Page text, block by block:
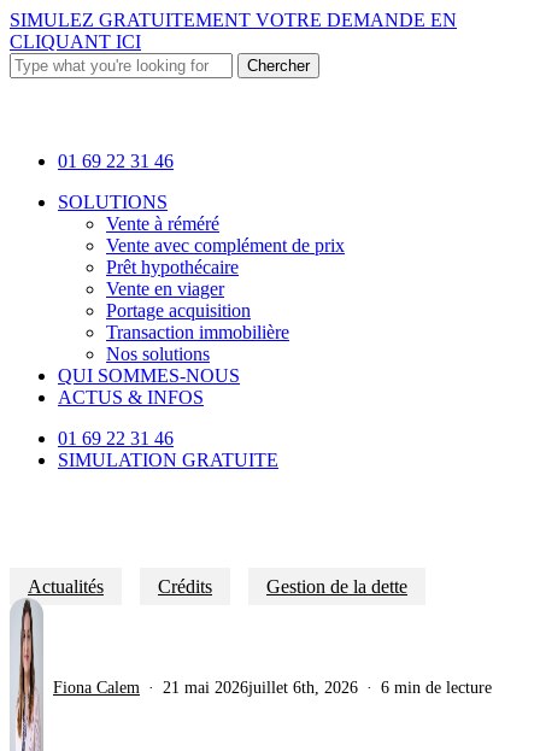
Skip
to
main
content
SIMULEZ GRATUITEMENT VOTRE DEMANDE EN
CLIQUANT ICI
Chercher
01 69 22 31 46
Menu
SOLUTIONS
Vente à réméré
Vente avec complément de prix
Prêt hypothécaire
Vente en viager
Portage acquisition
Transaction immobilière
Nos solutions
QUI SOMMES-NOUS
ACTUS & INFOS
01 69 22 31 46
SIMULATION GRATUITE
Actualités Crédits Gestion de la dette
Fiona Calem 21 mai 2026juillet 6th, 2026 6 min de lecture